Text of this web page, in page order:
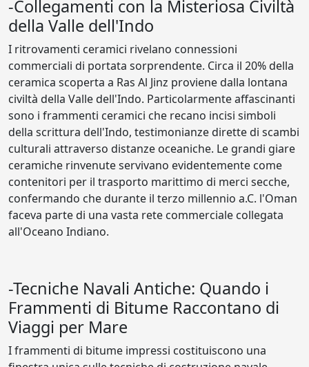
-Collegamenti con la Misteriosa Civiltà
della Valle dell'Indo
I ritrovamenti ceramici rivelano connessioni
commerciali di portata sorprendente. Circa il 20% della
ceramica scoperta a Ras Al Jinz proviene dalla lontana
civiltà della Valle dell'Indo. Particolarmente affascinanti
sono i frammenti ceramici che recano incisi simboli
della scrittura dell'Indo, testimonianze dirette di scambi
culturali attraverso distanze oceaniche. Le grandi giare
ceramiche rinvenute servivano evidentemente come
contenitori per il trasporto marittimo di merci secche,
confermando che durante il terzo millennio a.C. l'Oman
faceva parte di una vasta rete commerciale collegata
all'Oceano Indiano.
-Tecniche Navali Antiche: Quando i
Frammenti di Bitume Raccontano di
Viaggi per Mare
I frammenti di bitume impressi costituiscono una